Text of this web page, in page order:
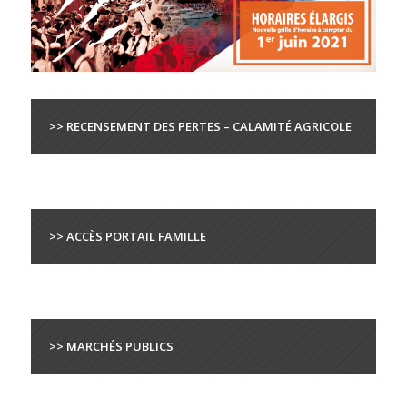
>> RECENSEMENT DES PERTES – CALAMITÉ AGRICOLE
>> ACCÈS PORTAIL FAMILLE
>> MARCHÉS PUBLICS